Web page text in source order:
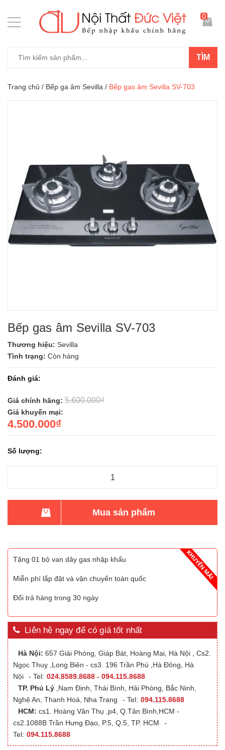
TÌM
0
Trang chủ / Bếp ga âm Sevilla / Bếp gas âm Sevilla SV-703
Bếp gas âm Sevilla SV-703
Thương hiệu: Sevilla
Tình trạng: Còn hàng
Đánh giá:
Giá chính hãng: 5.600.000₫
Giá khuyến mại:
4.500.000₫
Số lượng:
Mua sản phẩm
Tặng 01 bộ van dây gas nhập khẩu
Miễn phí lắp đặt và vận chuyển toàn quốc
Đổi trả hàng trong 30 ngày
Liên hệ ngay để có giá tốt nhất
Hà Nội: 657 Giải Phóng, Giáp Bát, Hoàng Mai, Hà Nội , Cs2.
Ngọc Thuỵ ,Long Biên - cs3. 196 Trần Phú ,Hà Đông, Hà
Nội
- Tel: 024.8589.8688 - 094.115.8688
TP. Phủ Lý ,Nam Định, Thái Bình, Hải Phòng, Bắc Ninh,
Nghệ An, Thanh Hoá, Nha Trang
- Tel: 094.115.8688
HCM: cs1. Hoàng Văn Thụ ,p4, Q.Tân Bình,HCM -
cs2.1088B Trần Hưng Đạo, P.5, Q.5, TP. HCM
-
Tel: 094.115.8688